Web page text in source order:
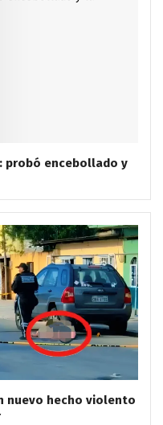
probó encebollado y
nuevo hecho violento